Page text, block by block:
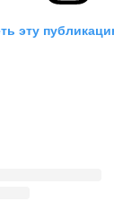
эту